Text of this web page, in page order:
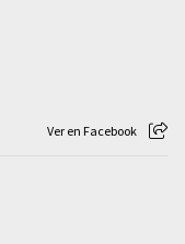
Ver en Facebook